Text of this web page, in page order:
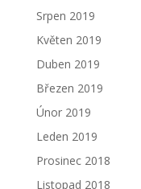
Srpen 2019
Květen 2019
Duben 2019
Březen 2019
Únor 2019
Leden 2019
Prosinec 2018
Listopad 2018